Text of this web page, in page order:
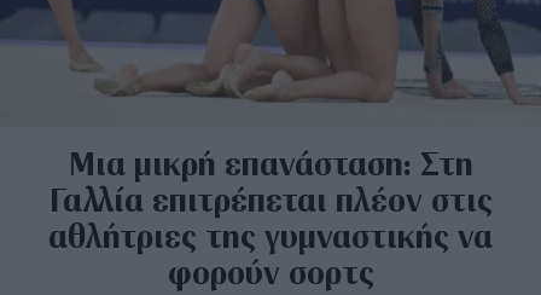
Μια μικρή επανάσταση: Στη
Γαλλία επιτρέπεται πλέον στις
αθλήτριες της γυμναστικής να
φορούν σορτς